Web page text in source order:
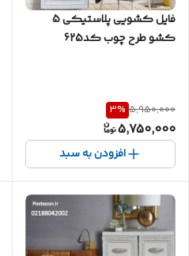
فایل کشویی پلاستیکی 5
کشو طرح چوب کد625
5,950,000
3%
5,750,000
افزودن به سبد